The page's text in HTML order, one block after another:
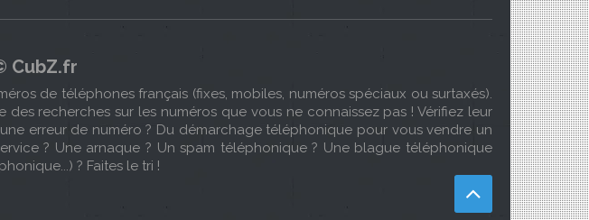
CubZ.fr
de téléphones français (fixes, mobiles, numéros spéciaux ou surtaxés).
des recherches sur les numéros que vous ne connaissez pas ! Vérifiez leur
erreur de numéro ? Du démarchage téléphonique pour vous vendre un
? Une arnaque ? Un spam téléphonique ? Une blague téléphonique
? Faites le tri !